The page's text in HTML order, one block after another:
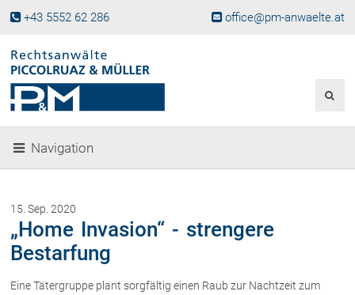
+43 5552 62 286 office@pm-anwaelte.at
Fachgebiete
Gesellschaftsgründung &
Beteiligungen
Immobilienrecht, Bauträgerrecht
Ferienimmobilien in Vorarlberg
Erbrecht
Familienrecht und Scheidungen
Navigation
15. Sep. 2020
„Home Invasion“ - strengere
Bestarfung
Eine Tätergruppe plant sorgfältig einen Raub zur Nachtzeit zum